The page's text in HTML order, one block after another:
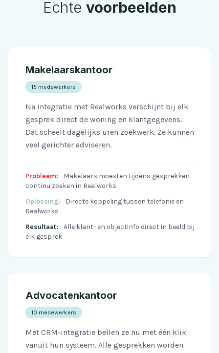
Echte voorbeelden
Makelaarskantoor
15 medewerkers
Na integratie met Realworks verschijnt bij elk
gesprek direct de woning en klantgegevens.
Dat scheelt dagelijks uren zoekwerk. Ze kunnen
veel gerichter adviseren.
Probleem:
Makelaars moesten tijdens gesprekken
continu zoeken in Realworks
Oplossing:
Directe koppeling tussen telefonie en
Realworks
Resultaat:
Alle klant- en objectinfo direct in beeld bij
elk gesprek
Advocatenkantoor
10 medewerkers
Met CRM-integratie bellen ze nu met één klik
vanuit hun systeem. Alle gesprekken worden